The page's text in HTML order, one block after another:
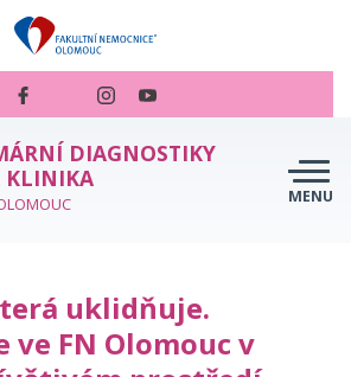
DIAGNOSTIKY
KLINIKA
MENU
uklidňuje.
ve FN Olomouc v